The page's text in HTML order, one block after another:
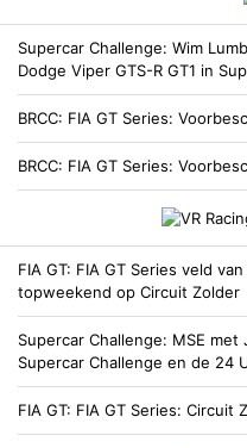
Supercar Challenge Wim
Dodge Viper GTS-R GT1 in
BRCC FIA GT Series:
BRCC FIA GT Series:
FIA GT FIA GT Series veld
topweekend op Circuit Zolder
Supercar Challenge
MSE met
Supercar Challenge en de 24
FIA GT FIA GT Series: Circuit